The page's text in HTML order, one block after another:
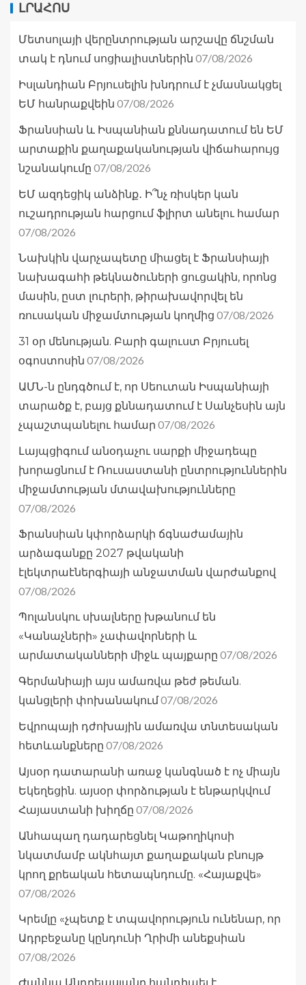
ԼՐԱՀՈՍ
Մետսոլայի վերընտրության արշավը ճնշման
տակ է դնում սոցիալիստներին 07/08/2026
Իսլանդիան Բրյուսելին խնդրում է չմասնակցել
ԵՄ հանրաքվեին 07/08/2026
Ֆրանսիան և Իսպանիան քննադատում են ԵՄ
արտաքին քաղաքականության վիճահարույց
նշանակումը 07/08/2026
ԵՄ ազդեցիկ անձինք․ Ի՞նչ ռիսկեր կան
ուշադրության հարցում ֆլիրտ անելու համար
07/08/2026
Նախկին վարչապետը միացել է Ֆրանսիայի
նախագահի թեկնածուների ցուցակին, որոնց
մասին, ըստ լուրերի, թիրախավորվել են
ռուսական միջամտության կողմից 07/08/2026
31 օր մենության. Բարի գալուստ Բրյուսել
օգոստոսին 07/08/2026
ԱՄՆ-ն ընդգծում է, որ Սեուտան Իսպանիայի
տարածք է, բայց քննադատում է Սանչեսին այն
չպաշտպանելու համար 07/08/2026
Լայպցիգում անօդաչու սարքի միջադեպը
խորացնում է Ռուսաստանի ընտրություններին
միջամտության մտավախությունները
07/08/2026
Ֆրանսիան կփորձարկի ճգնաժամային
արձագանքը 2027 թվականի
էլեկտրաէներգիայի անջատման վարժանքով
07/08/2026
Պոլանսկու սխալները խթանում են
«Կանաչների» չափավորների և
արմատականների միջև պայքարը 07/08/2026
Գերմանիայի այս ամառվա թեժ թեման.
կանցլերի փոխանակում07/08/2026
Եվրոպայի դժոխային ամառվա տնտեսական
հետևանքները 07/08/2026
Այսօր դատարանի առաջ կանգնած է ոչ միայն
Եկեղեցին. այսօր փորձության է ենթարկվում
Հայաստանի խիղճը 07/08/2026
Անհապաղ դադարեցնել Կաթողիկոսի
նկատմամբ ակնհայտ քաղաքական բնույթ
կրող քրեական հետապնդումը. «Հայաքվե»
07/08/2026
Կրեմլը «չպետք է տպավորություն ունենար, որ
Ադրբեջանը կընդունի Ղրիմի անեքսիան
07/08/2026